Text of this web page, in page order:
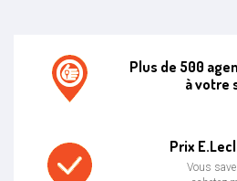
Plus de 500
à votre
Prix
Vous